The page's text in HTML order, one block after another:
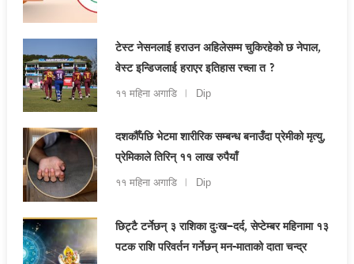
टेस्ट नेसनलाई हराउन अहिलेसम्म चुकिरहेको छ नेपाल,
वेस्ट इन्डिजलाई हराएर इतिहास रच्ला त ?
११ महिना अगाडि Dip
दशकौँपछि भेटमा शारीरिक सम्बन्ध बनाउँदा प्रेमीको मृत्यु,
प्रेमिकाले तिरिन् ११ लाख रुपैयाँ
११ महिना अगाडि Dip
छिट्टै टर्नेछन् ३ राशिका दुःख–दर्द, सेप्टेम्बर महिनामा १३
पटक राशि परिवर्तन गर्नेछन् मन-माताको दाता चन्द्र